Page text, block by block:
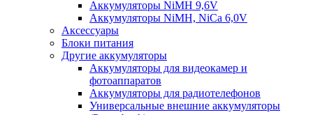
Аккумуляторы NiMH 9,6V
Аккумуляторы NiMH, NiCa 6,0V
Аксессуары
Блоки питания
Другие аккумуляторы
Аккумуляторы для видеокамер и
фотоаппаратов
Аккумуляторы для радиотелефонов
Универсальные внешние аккумуляторы